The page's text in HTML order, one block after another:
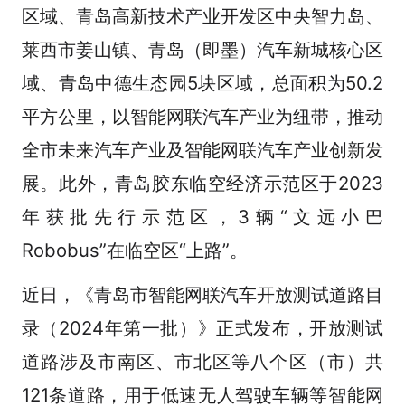
区域、青岛高新技术产业开发区中央智力岛、
莱西市姜山镇、青岛（即墨）汽车新城核心区
域、青岛中德生态园5块区域，总面积为50.2
平方公里，以智能网联汽车产业为纽带，推动
全市未来汽车产业及智能网联汽车产业创新发
展。此外，青岛胶东临空经济示范区于2023
年获批先行示范区，3辆“文远小巴
Robobus”在临空区“上路”。
近日，《青岛市智能网联汽车开放测试道路目
录（2024年第一批）》正式发布，开放测试
道路涉及市南区、市北区等八个区（市）共
121条道路，用于低速无人驾驶车辆等智能网